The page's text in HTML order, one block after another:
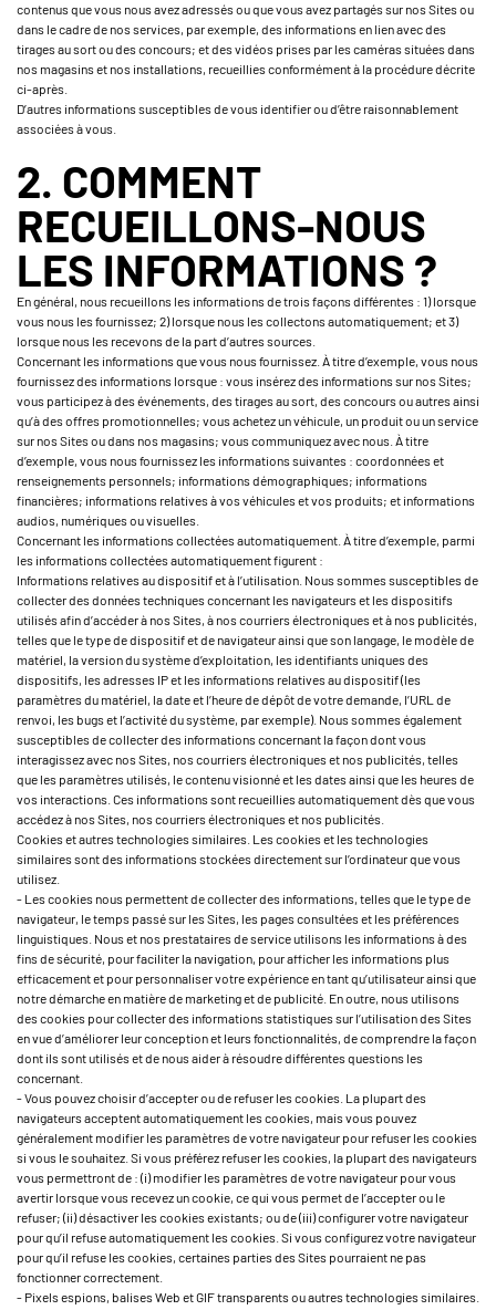
contenus que vous nous avez adressés ou que vous avez partagés sur nos Sites ou
dans le cadre de nos services, par exemple, des informations en lien avec des
tirages au sort ou des concours; et des vidéos prises par les caméras situées dans
nos magasins et nos installations, recueillies conformément à la procédure décrite
ci-après.
D’autres informations susceptibles de vous identifier ou d’être raisonnablement
associées à vous.
2. COMMENT
RECUEILLONS-NOUS
LES INFORMATIONS ?
En général, nous recueillons les informations de trois façons différentes : 1) lorsque
vous nous les fournissez; 2) lorsque nous les collectons automatiquement; et 3)
lorsque nous les recevons de la part d’autres sources.
Concernant les informations que vous nous fournissez. À titre d’exemple, vous nous
fournissez des informations lorsque : vous insérez des informations sur nos Sites;
vous participez à des événements, des tirages au sort, des concours ou autres ainsi
qu’à des offres promotionnelles; vous achetez un véhicule, un produit ou un service
sur nos Sites ou dans nos magasins; vous communiquez avec nous. À titre
d’exemple, vous nous fournissez les informations suivantes : coordonnées et
renseignements personnels; informations démographiques; informations
financières; informations relatives à vos véhicules et vos produits; et informations
audios, numériques ou visuelles.
Concernant les informations collectées automatiquement. À titre d’exemple, parmi
les informations collectées automatiquement figurent :
Informations relatives au dispositif et à l’utilisation. Nous sommes susceptibles de
collecter des données techniques concernant les navigateurs et les dispositifs
utilisés afin d’accéder à nos Sites, à nos courriers électroniques et à nos publicités,
telles que le type de dispositif et de navigateur ainsi que son langage, le modèle de
matériel, la version du système d’exploitation, les identifiants uniques des
dispositifs, les adresses IP et les informations relatives au dispositif (les
paramètres du matériel, la date et l’heure de dépôt de votre demande, l’URL de
renvoi, les bugs et l’activité du système, par exemple). Nous sommes également
susceptibles de collecter des informations concernant la façon dont vous
interagissez avec nos Sites, nos courriers électroniques et nos publicités, telles
que les paramètres utilisés, le contenu visionné et les dates ainsi que les heures de
vos interactions. Ces informations sont recueillies automatiquement dès que vous
accédez à nos Sites, nos courriers électroniques et nos publicités.
Cookies et autres technologies similaires. Les cookies et les technologies
similaires sont des informations stockées directement sur l’ordinateur que vous
utilisez.
- Les cookies nous permettent de collecter des informations, telles que le type de
navigateur, le temps passé sur les Sites, les pages consultées et les préférences
linguistiques. Nous et nos prestataires de service utilisons les informations à des
fins de sécurité, pour faciliter la navigation, pour afficher les informations plus
efficacement et pour personnaliser votre expérience en tant qu’utilisateur ainsi que
notre démarche en matière de marketing et de publicité. En outre, nous utilisons
des cookies pour collecter des informations statistiques sur l’utilisation des Sites
en vue d’améliorer leur conception et leurs fonctionnalités, de comprendre la façon
dont ils sont utilisés et de nous aider à résoudre différentes questions les
concernant.
- Vous pouvez choisir d’accepter ou de refuser les cookies. La plupart des
navigateurs acceptent automatiquement les cookies, mais vous pouvez
généralement modifier les paramètres de votre navigateur pour refuser les cookies
si vous le souhaitez. Si vous préférez refuser les cookies, la plupart des navigateurs
vous permettront de : (i) modifier les paramètres de votre navigateur pour vous
avertir lorsque vous recevez un cookie, ce qui vous permet de l’accepter ou le
refuser; (ii) désactiver les cookies existants; ou de (iii) configurer votre navigateur
pour qu’il refuse automatiquement les cookies. Si vous configurez votre navigateur
pour qu’il refuse les cookies, certaines parties des Sites pourraient ne pas
fonctionner correctement.
- Pixels espions, balises Web et GIF transparents ou autres technologies similaires.